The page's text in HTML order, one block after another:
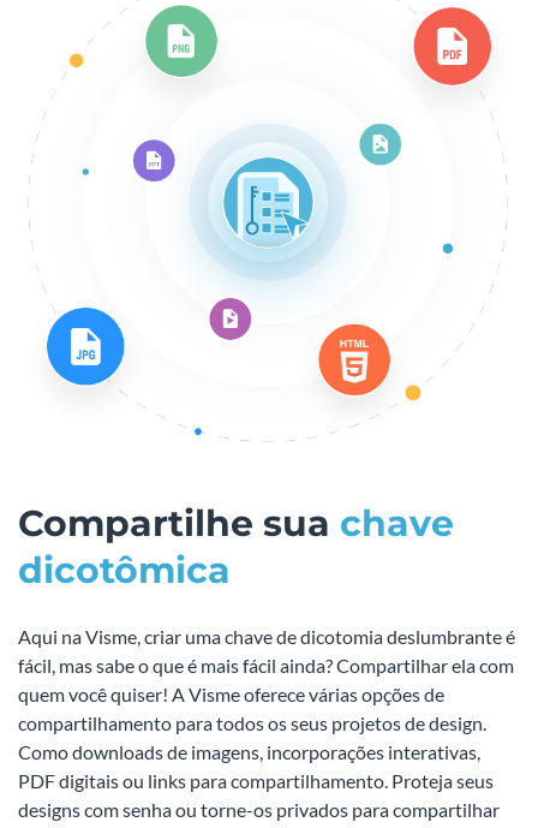
Compartilhe sua chave
dicotômica
Aqui na Visme, criar uma chave de dicotomia deslumbrante é
fácil, mas sabe o que é mais fácil ainda? Compartilhar ela com
quem você quiser! A Visme oferece várias opções de
compartilhamento para todos os seus projetos de design.
Como downloads de imagens, incorporações interativas,
PDF digitais ou links para compartilhamento. Proteja seus
designs com senha ou torne-os privados para compartilhar